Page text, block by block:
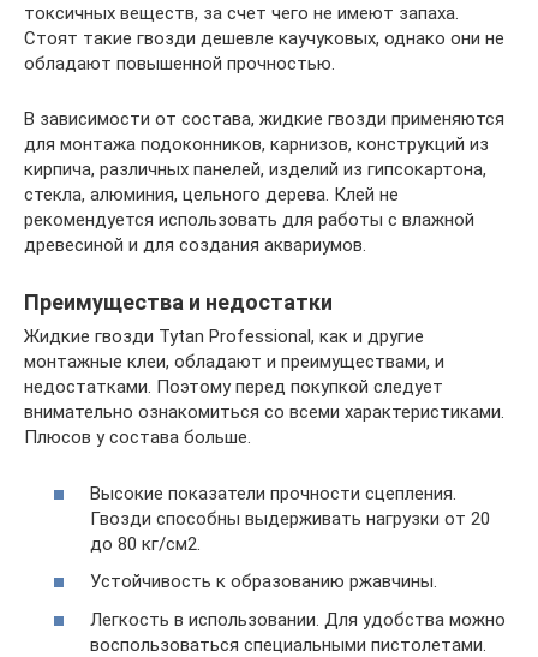
токсичных веществ, за счет чего не имеют запаха.
Стоят такие гвозди дешевле каучуковых, однако они не
обладают повышенной прочностью.
В зависимости от состава, жидкие гвозди применяются
для монтажа подоконников, карнизов, конструкций из
кирпича, различных панелей, изделий из гипсокартона,
стекла, алюминия, цельного дерева. Клей не
рекомендуется использовать для работы с влажной
древесиной и для создания аквариумов.
Преимущества и недостатки
Жидкие гвозди Tytan Professional, как и другие
монтажные клеи, обладают и преимуществами, и
недостатками. Поэтому перед покупкой следует
внимательно ознакомиться со всеми характеристиками.
Плюсов у состава больше.
Высокие показатели прочности сцепления.
Гвозди способны выдерживать нагрузки от 20
до 80 кг/см2.
Устойчивость к образованию ржавчины.
Легкость в использовании. Для удобства можно
воспользоваться специальными пистолетами.